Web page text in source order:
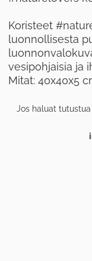
Koristeet
luonnollisesta
vesipohjaisia ​​ja
Mitat: 40x40x5
Jos haluat